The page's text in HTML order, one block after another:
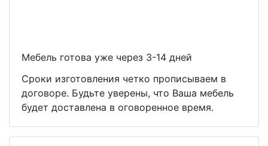
Мебель готова уже через 3-14 дней
Сроки изготовления четко прописываем в
договоре. Будьте уверены, что Ваша мебель
будет доставлена в оговоренное время.